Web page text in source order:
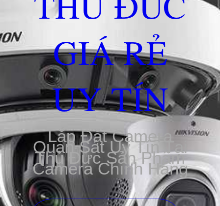
GIÁ RẺ
UY TÍN
Lắp Đặt Camera
Quan Sát Uy Tín Tại
Thủ Đức Sản Phẩm
Camera Chính Hãng